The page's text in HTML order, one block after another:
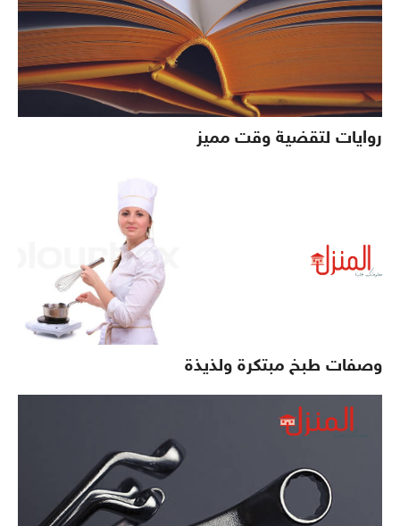
روايات لتقضية وقت مميز
وصفات طبخ مبتكرة ولذيذة